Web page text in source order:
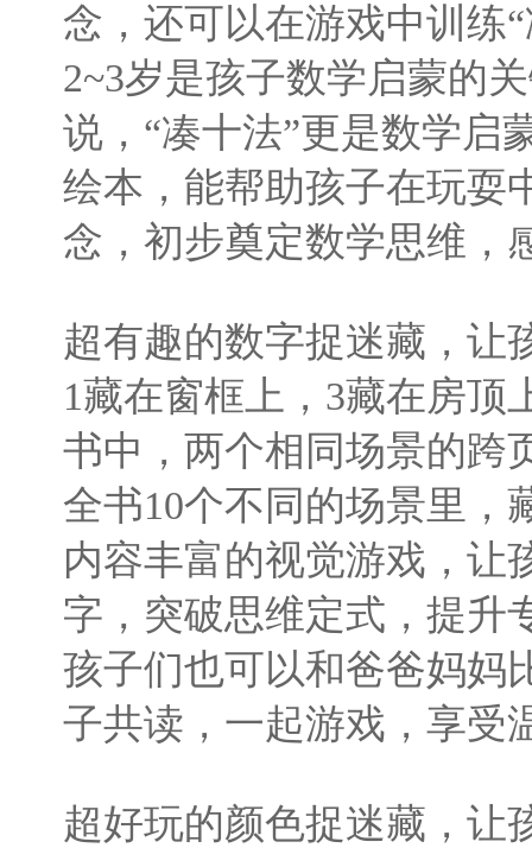
念，还可以在游戏中训练
2~3岁是孩子数学启蒙的
说，“凑十法”更是数学启
绘本，能帮助孩子在玩耍
念，初步奠定数学思维，
超有趣的数字捉迷藏，让
1藏在窗框上，3藏在房
书中，两个相同场景的跨
全书10个不同的场景里，
内容丰富的视觉游戏，让
字，突破思维定式，提升
孩子们也可以和爸爸妈妈
子共读，一起游戏，享受
超好玩的颜色捉迷藏，让